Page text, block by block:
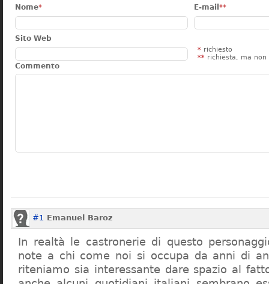
Nome* E-mail **
Sito Web
* richiesto
** richiesta, ma non
Commento
#1 Emanuel Baroz
In realtà le castronerie di questo
note a chi come noi si occupa da anni di
riteniamo sia interessante dare spazio al fatto